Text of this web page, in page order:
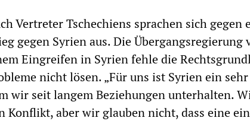
Vertreter Tschechiens sprachen sich
gegen Syrien aus. Die Übergangsregierung
Eingreifen in Syrien fehle die
nicht lösen. „Für uns ist Syrien ein
wir seit langem Beziehungen unterhalten.
Konflikt, aber wir glauben nicht, dass eine